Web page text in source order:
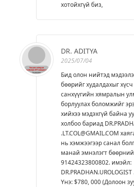
хотойхгүй биз,
DR. ADITYA
2025/07/04
Бид олон нийтэд
бөөрийг худалдахыг
санхүүгийн хямралын
борлуулах боломжийг
хийхээ мэдэхгүй байна
холбоо бариад
.LT.COL@GMAIL.COM
нь хэмжээгээр санал
манай эмнэлэгт
91424323800802. имэйл:
Yнэ: $780, 000 (Долоон